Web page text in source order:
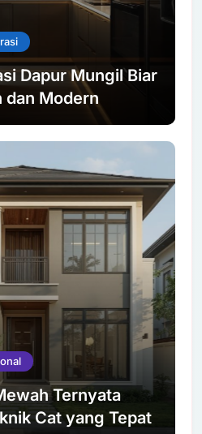
Dapur Mungil Biar
dan Modern
Ternyata
Cat yang Tepat